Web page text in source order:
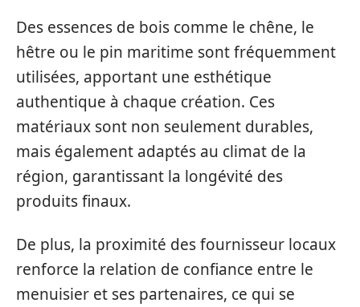
Des essences de bois comme le chêne, le
hêtre ou le pin maritime sont fréquemment
utilisées, apportant une esthétique
authentique à chaque création. Ces
matériaux sont non seulement durables,
mais également adaptés au climat de la
région, garantissant la longévité des
produits finaux.
De plus, la proximité des fournisseur locaux
renforce la relation de confiance entre le
menuisier et ses partenaires, ce qui se